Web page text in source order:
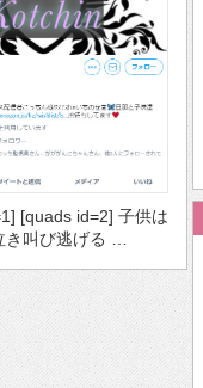
[quads id=2] 子供は
き叫び逃げる …